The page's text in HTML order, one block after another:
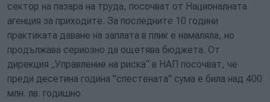
сектор на пазара на труда, посочват от Националната
агенция за приходите. За последните 10 години
практиката даване на заплата в плик е намаляла, но
продължава сериозно да ощетява бюджета. От
дирекция „Управление на риска“ в НАП посочват, че
преди десетина година "спестената" сума е била над 400
млн. лв. годишно.